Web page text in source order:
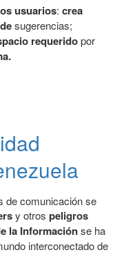
usuarios: crea
sugerencias;
requeridopor
de comunicación se
y otros peligros
la Informaciónse ha
interconectado de